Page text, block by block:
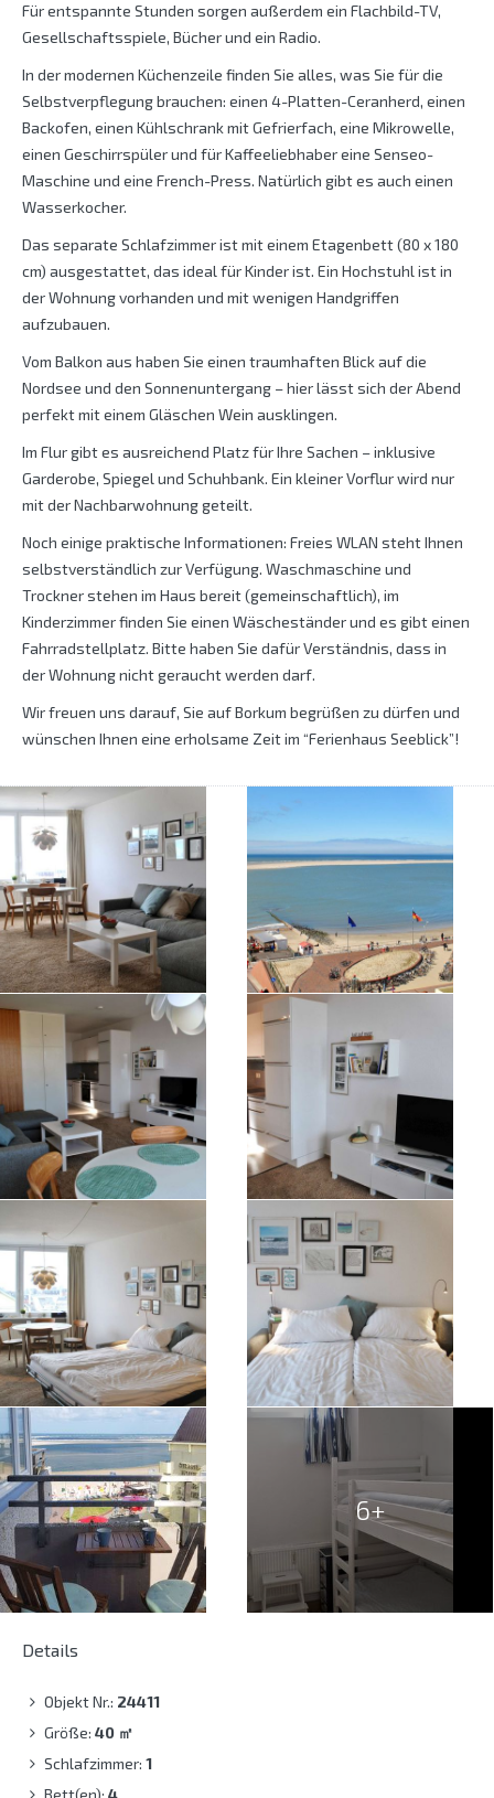
Für entspannte Stunden sorgen außerdem ein Flachbild-TV,
Gesellschaftsspiele, Bücher und ein Radio.
In der modernen Küchenzeile finden Sie alles, was Sie für die
Selbstverpflegung brauchen: einen 4-Platten-Ceranherd, einen
Backofen, einen Kühlschrank mit Gefrierfach, eine Mikrowelle,
einen Geschirrspüler und für Kaffeeliebhaber eine Senseo-
Maschine und eine French-Press. Natürlich gibt es auch einen
Wasserkocher.
Das separate Schlafzimmer ist mit einem Etagenbett (80 x 180
cm) ausgestattet, das ideal für Kinder ist. Ein Hochstuhl ist in
der Wohnung vorhanden und mit wenigen Handgriffen
aufzubauen.
Vom Balkon aus haben Sie einen traumhaften Blick auf die
Nordsee und den Sonnenuntergang – hier lässt sich der Abend
perfekt mit einem Gläschen Wein ausklingen.
Im Flur gibt es ausreichend Platz für Ihre Sachen – inklusive
Garderobe, Spiegel und Schuhbank. Ein kleiner Vorflur wird nur
mit der Nachbarwohnung geteilt.
Noch einige praktische Informationen: Freies WLAN steht Ihnen
selbstverständlich zur Verfügung. Waschmaschine und
Trockner stehen im Haus bereit (gemeinschaftlich), im
Kinderzimmer finden Sie einen Wäscheständer und es gibt einen
Fahrradstellplatz. Bitte haben Sie dafür Verständnis, dass in
der Wohnung nicht geraucht werden darf.
Wir freuen uns darauf, Sie auf Borkum begrüßen zu dürfen und
wünschen Ihnen eine erholsame Zeit im “Ferienhaus Seeblick”!
6+
Details
Objekt Nr.: 24411
Größe: 40 ㎡
Schlafzimmer: 1
Bett(en): 4